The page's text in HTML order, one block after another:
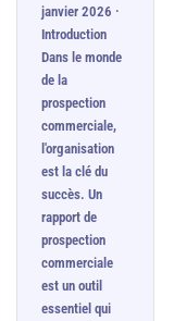
janvier 2026 ·
Introduction
Dans le monde
de la
prospection
commerciale,
l'organisation
est la clé du
succès. Un
rapport de
prospection
commerciale
est un outil
essentiel qui